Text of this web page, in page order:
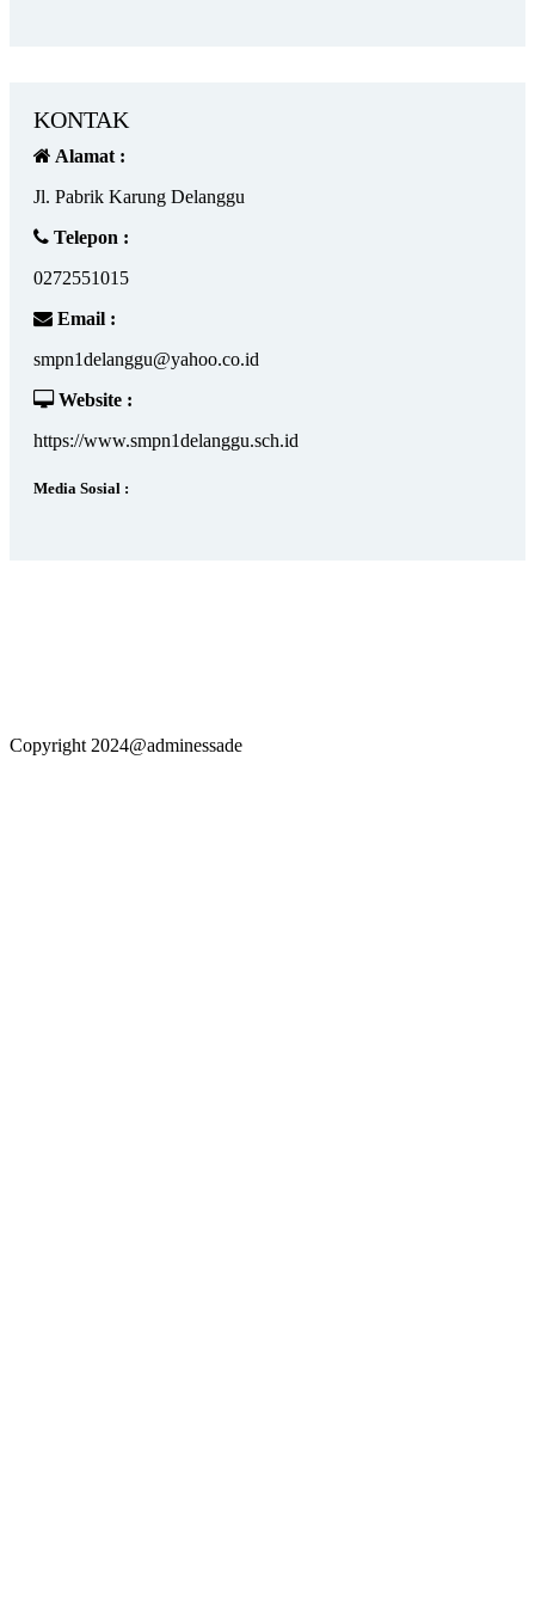
KONTAK
Alamat :
Jl. Pabrik Karung Delanggu
Telepon :
0272551015
Email :
smpn1delanggu@yahoo.co.id
Website :
https://www.smpn1delanggu.sch.id
Media Sosial :
Copyright 2024@adminessade